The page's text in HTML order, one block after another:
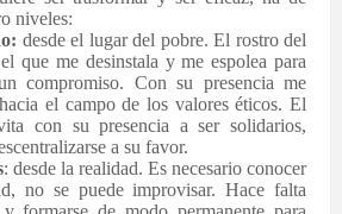
niveles:
desde el lugar del pobre. El rostro del
que me desinstala y me espolea para
compromiso. Con su presencia me
el campo de los valores éticos. El
con su presencia a ser solidarios,
a su favor.
: desde la realidad. Es necesario conocer
no se puede improvisar. Hace falta